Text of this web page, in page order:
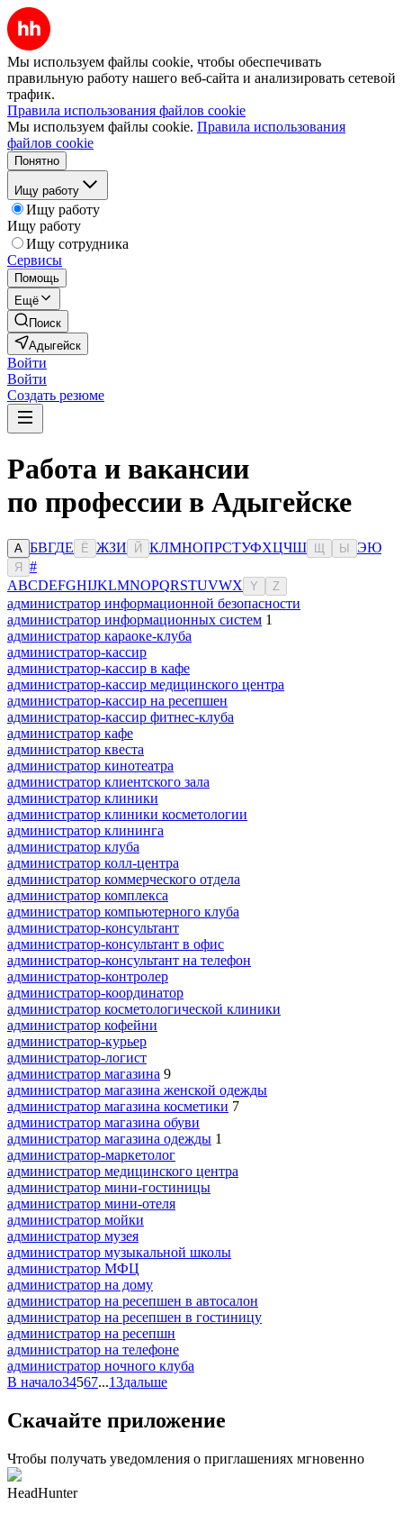
Мы используем файлы cookie, чтобы обеспечивать
правильную работу нашего веб-сайта и анализировать сетевой
трафик.
Правила использования файлов cookie
Мы используем файлы cookie. Правила использования
файлов cookie
Понятно
Ищу работу
Ищу работу
Ищу работу
Ищу сотрудника
Сервисы
Помощь
Ещё
Поиск
Адыгейск
Войти
Войти
Создать резюме
Работа и вакансии
по профессии в Адыгейске
А БВГДЕ Ё ЖЗИ Й КЛМНОПРСТУФХЦЧШ Ы ЭЮ
Я
#
ABCDEFGHIJKLMNOPQRSTUVWX Y Z
администратор информационной безопасности
администратор информационных систем 1
администратор караоке-клуба
администратор-кассир
администратор-кассир в кафе
администратор-кассир медицинского центра
администратор-кассир на ресепшен
администратор-кассир фитнес-клуба
администратор кафе
администратор квеста
администратор кинотеатра
администратор клиентского зала
администратор клиники
администратор клиники косметологии
администратор клининга
администратор клуба
администратор колл-центра
администратор коммерческого отдела
администратор комплекса
администратор компьютерного клуба
администратор-консультант
администратор-консультант в офис
администратор-консультант на телефон
администратор-контролер
администратор-координатор
администратор косметологической клиники
администратор кофейни
администратор-курьер
администратор-логист
администратор магазина 9
администратор магазина женской одежды
администратор магазина косметики 7
администратор магазина обуви
администратор магазина одежды 1
администратор-маркетолог
администратор медицинского центра
администратор мини-гостиницы
администратор мини-отеля
администратор мойки
администратор музея
администратор музыкальной школы
администратор МФЦ
администратор на дому
администратор на ресепшен в автосалон
администратор на ресепшен в гостиницу
администратор на ресепшн
администратор на телефоне
администратор ночного клуба
В начало34567...13дальше
Скачайте приложение
Чтобы получать уведомления о приглашениях мгновенно
HeadHunter